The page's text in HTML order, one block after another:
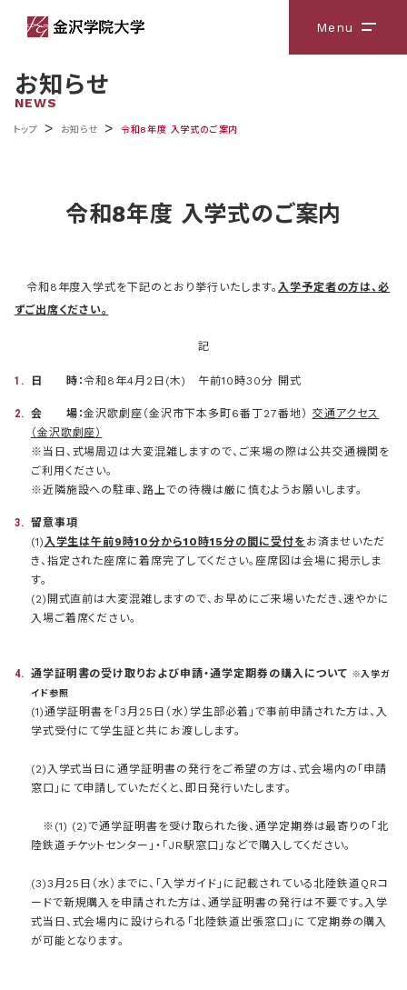
Menu メニ
お知らせ
NEWS
トップ > お知らせ > 令和8年度 入学式のご案内
令和8年度 入学式のご案内
令和8年度入学式を下記のとおり挙行いたします。 入学予定者の方は、必
ずご出席ください。
記
日 時：令和8年4月2日(木) 午前10時30分 開式
会 場：金沢歌劇座（金沢市下本多町6番丁27番地） 交通アクセス
（金沢歌劇座）
※当日、式場周辺は大変混雑しますので、ご来場の際は公共交通機関を
ご利用ください。
※近隣施設への駐車、路上での待機は厳に慎むようお願いします。
留意事項
(1)入学生は午前9時10分から10時15分の間に受付を お済ませいただ
き、指定された座席に着席完了してください。座席図は会場に掲示しま
す。
(2)開式直前は大変混雑しますので、お早めにご来場いただき、速やかに
入場ご着席ください。
通学証明書の受け取りおよび申請・通学定期券の購入について ※入学ガ
イド参照
(1)通学証明書を「3月25日（水）学生部必着」で事前申請された方は、入
学式受付にて学生証と共にお渡しします。
(2)入学式当日に通学証明書の発行をご希望の方は、式会場内の「申請
窓口」にて申請していただくと、即日発行いたします。
※(1) (2)で通学証明書を受け取られた後、通学定期券は最寄りの「北
陸鉄道チケットセンター」・「JR駅窓口」などで購入してください。
(3)3月25日（水）までに、「入学ガイド」に記載されている北陸鉄道QRコ
ードで新規購入を申請された方は、通学証明書の発行は不要です。入学
式当日、式会場内に設けられる「北陸鉄道出張窓口」にて定期券の購入
が可能となります。